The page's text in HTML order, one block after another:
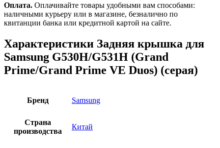
Оплата. Оплачивайте товары удобными вам способами:
наличными курьеру или в магазине, безналично по
квитанции банка или кредитной картой на сайте.
Характеристики Задняя крышка для
Samsung G530H/G531H (Grand
Prime/Grand Prime VE Duos) (серая)
Бренд Samsung
Страна
производства
Китай